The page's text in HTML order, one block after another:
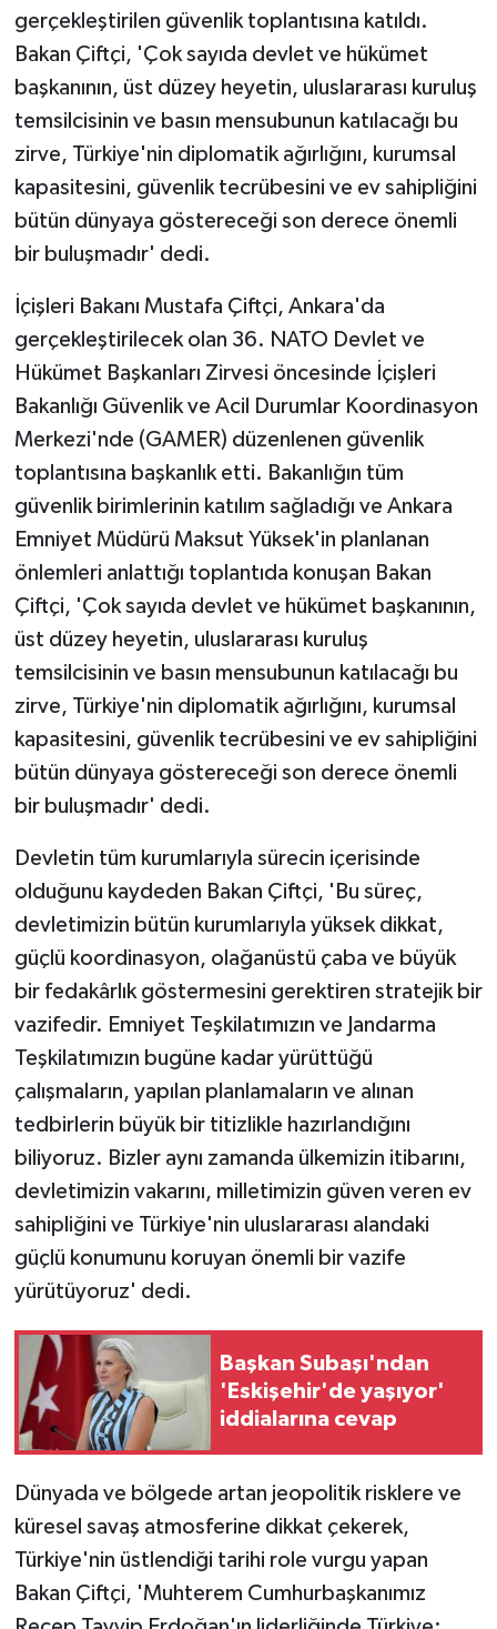
gerçekleştirilen güvenlik toplantısına katıldı.
Bakan Çiftçi, 'Çok sayıda devlet ve hükümet
başkanının, üst düzey heyetin, uluslararası kuruluş
temsilcisinin ve basın mensubunun katılacağı bu
zirve, Türkiye'nin diplomatik ağırlığını, kurumsal
kapasitesini, güvenlik tecrübesini ve ev sahipliğini
bütün dünyaya göstereceği son derece önemli
bir buluşmadır' dedi.
İçişleri Bakanı Mustafa Çiftçi, Ankara'da
gerçekleştirilecek olan 36. NATO Devlet ve
Hükümet Başkanları Zirvesi öncesinde İçişleri
Bakanlığı Güvenlik ve Acil Durumlar Koordinasyon
Merkezi'nde (GAMER) düzenlenen güvenlik
toplantısına başkanlık etti. Bakanlığın tüm
güvenlik birimlerinin katılım sağladığı ve Ankara
Emniyet Müdürü Maksut Yüksek'in planlanan
önlemleri anlattığı toplantıda konuşan Bakan
Çiftçi, 'Çok sayıda devlet ve hükümet başkanının,
üst düzey heyetin, uluslararası kuruluş
temsilcisinin ve basın mensubunun katılacağı bu
zirve, Türkiye'nin diplomatik ağırlığını, kurumsal
kapasitesini, güvenlik tecrübesini ve ev sahipliğini
bütün dünyaya göstereceği son derece önemli
bir buluşmadır' dedi.
Devletin tüm kurumlarıyla sürecin içerisinde
olduğunu kaydeden Bakan Çiftçi, 'Bu süreç,
devletimizin bütün kurumlarıyla yüksek dikkat,
güçlü koordinasyon, olağanüstü çaba ve büyük
bir fedakârlık göstermesini gerektiren stratejik bir
vazifedir. Emniyet Teşkilatımızın ve Jandarma
Teşkilatımızın bugüne kadar yürüttüğü
çalışmaların, yapılan planlamaların ve alınan
tedbirlerin büyük bir titizlikle hazırlandığını
biliyoruz. Bizler aynı zamanda ülkemizin itibarını,
devletimizin vakarını, milletimizin güven veren ev
sahipliğini ve Türkiye'nin uluslararası alandaki
güçlü konumunu koruyan önemli bir vazife
yürütüyoruz' dedi.
Başkan Subaşı'ndan
'Eskişehir'de yaşıyor'
iddialarına cevap
Dünyada ve bölgede artan jeopolitik risklere ve
küresel savaş atmosferine dikkat çekerek,
Türkiye'nin üstlendiği tarihi role vurgu yapan
Bakan Çiftçi, 'Muhterem Cumhurbaşkanımız